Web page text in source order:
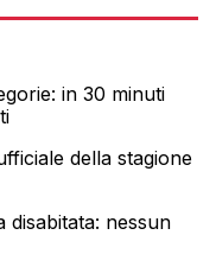
in 30 minuti
della stagione
nessun